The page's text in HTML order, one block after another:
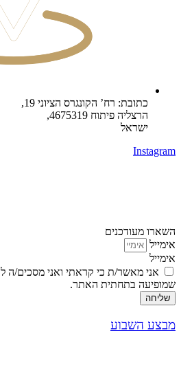
כתובת: רח’ הקונגרס הציוני 19,
הרצליה פיתוח 4675319,
ישראל
Instagram
השארו מעודכנים
אימייל
אימייל
אני מאשר/ת כי קראתי ואני מסכים/ה ל
שמופיעה בתחתית האתר.
שליחה
מבצע השבוע